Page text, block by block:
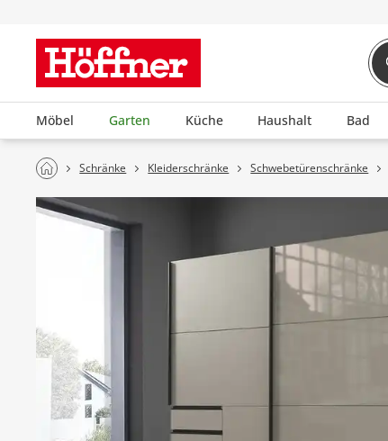
Möbel Garten Küche Haushalt Bad
Schränke Kleiderschränke Schwebetürenschränke